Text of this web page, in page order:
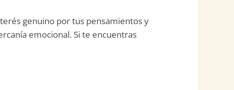
genuino por tus pensamientos y
emocional. Si te encuentras